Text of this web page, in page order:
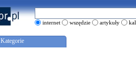
internet wszędzie artykuły
Kategorie